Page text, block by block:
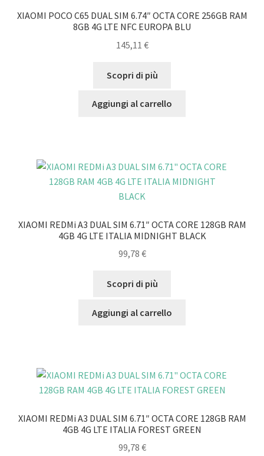
XIAOMI POCO C65 DUAL SIM 6.74″ OCTA CORE 256GB RAM
8GB 4G LTE NFC EUROPA BLU
145,11 €
Scopri di più
Aggiungi al carrello
XIAOMI REDMi A3 DUAL SIM 6.71″ OCTA CORE 128GB RAM
4GB 4G LTE ITALIA MIDNIGHT BLACK
99,78 €
Scopri di più
Aggiungi al carrello
XIAOMI REDMi A3 DUAL SIM 6.71″ OCTA CORE 128GB RAM
4GB 4G LTE ITALIA FOREST GREEN
99,78 €